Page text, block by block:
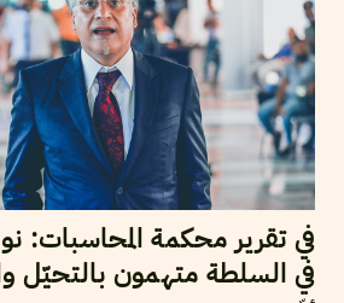
في تقرير محكمة المحاسبات:
في السلطة متهمون بالتحيّل